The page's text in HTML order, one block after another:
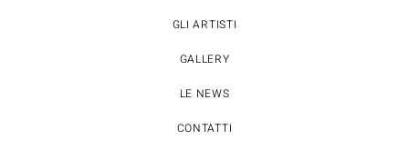
GLI ARTISTI
GALLERY
LE NEWS
CONTATTI